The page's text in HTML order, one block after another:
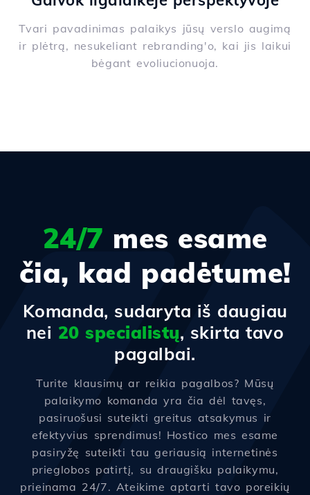
Tvari pavadinimas palaikys jūsų verslo augimą
ir plėtrą, nesukeliant rebranding'o, kai jis laikui
bėgant evoliucionuoja.
24/7 mes esame
čia, kad padėtume!
Komanda, sudaryta iš daugiau
nei 20 specialistų, skirta tavo
pagalbai.
Turite klausimų ar reikia pagalbos? Mūsų
palaikymo komanda yra čia dėl tavęs,
pasiruošusi suteikti greitus atsakymus ir
efektyvius sprendimus! Hostico mes esame
pasiryžę suteikti tau geriausią internetinės
prieglobos patirtį, su draugišku palaikymu,
prieinama 24/7. Ateikime aptarti tavo poreikių